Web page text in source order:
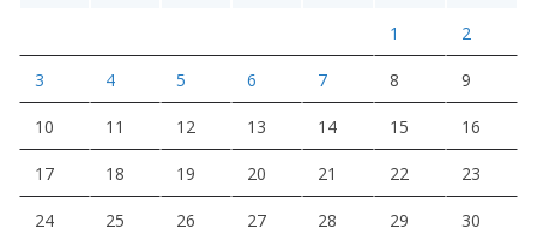
1 2
3 4 5 6 7 8 9
10 11 12 13 14 15 16
17 18 19 20 21 22 23
24 25 26 27 28 29 30